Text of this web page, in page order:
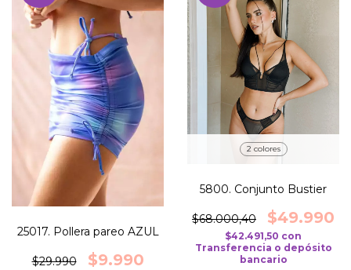
25017. Pollera pareo AZUL
$29.990 $9.990
2 colores
5800. Conjunto Bustier
$68.000,40 $49.990
$42.491,50 con
Transferencia o depósito
bancario